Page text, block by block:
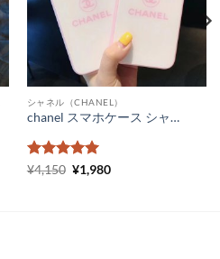
シャネル（CHANEL）
chanel スマホケース シャネルiPhoneケースピンク シャネルパロディ iPhonexs maxスマホカバー ガラス chanel アイホンxr iPhone8 8plusケース 女子 レディース
5段階中5の
¥4,150 元
¥1,980現